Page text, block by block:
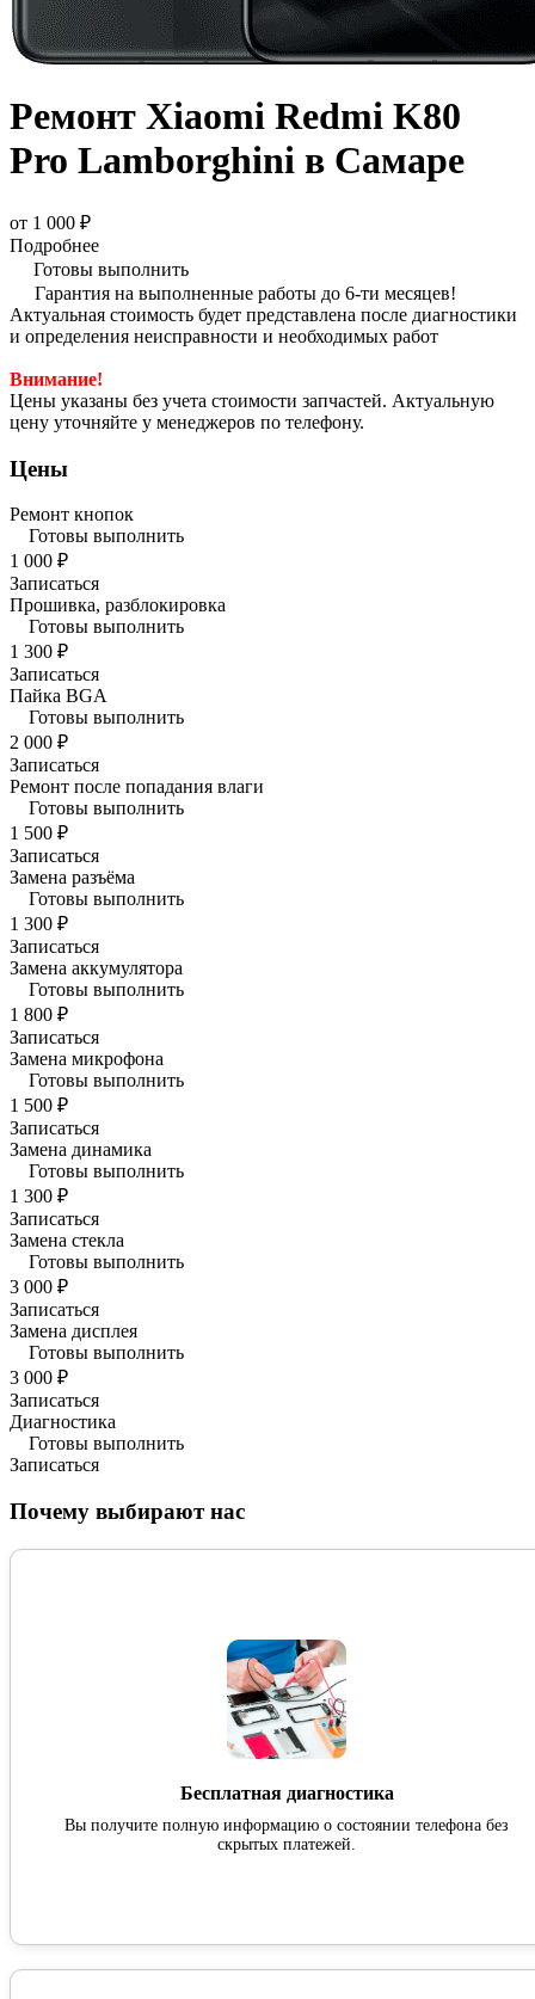
Ремонт Xiaomi Redmi K80
Pro Lamborghini в Самаре
от 1 000 ₽
Подробнее
Готовы выполнить
Гарантия на выполненные работы до 6-ти месяцев!
Актуальная стоимость будет представлена после диагностики
и определения неисправности и необходимых работ
Внимание!
Цены указаны без учета стоимости запчастей. Актуальную
цену уточняйте у менеджеров по телефону.
Цены
Ремонт кнопок
Готовы выполнить
1 000 ₽
Записаться
Прошивка, разблокировка
Готовы выполнить
1 300 ₽
Записаться
Пайка BGA
Готовы выполнить
2 000 ₽
Записаться
Ремонт после попадания влаги
Готовы выполнить
1 500 ₽
Записаться
Замена разъёма
Готовы выполнить
1 300 ₽
Записаться
Замена аккумулятора
Готовы выполнить
1 800 ₽
Записаться
Замена микрофона
Готовы выполнить
1 500 ₽
Записаться
Замена динамика
Готовы выполнить
1 300 ₽
Записаться
Замена стекла
Готовы выполнить
3 000 ₽
Записаться
Замена дисплея
Готовы выполнить
3 000 ₽
Записаться
Диагностика
Готовы выполнить
Записаться
Почему выбирают нас
Бесплатная диагностика
Вы получите полную информацию о состоянии телефона без
скрытых платежей.